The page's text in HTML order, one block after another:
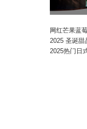
网红芒果蓝
酥脆爆浆水
2025 圣诞甜
高颜值圣诞
2025热门日